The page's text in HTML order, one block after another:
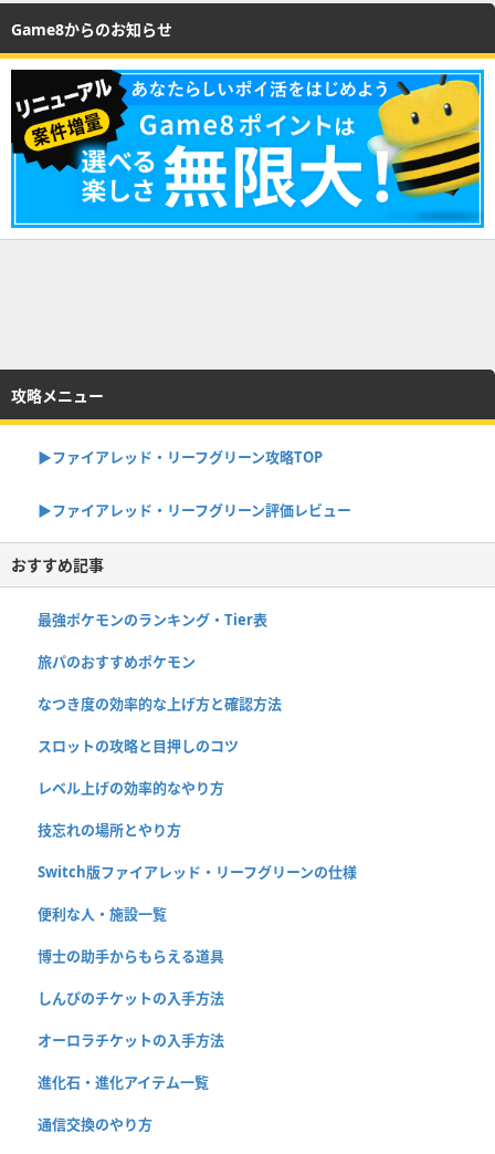
Game8からのお知らせ
攻略メニュー
▶︎ファイアレッド・リーフグリーン攻略TOP
▶︎ファイアレッド・リーフグリーン評価レビュー
おすすめ記事
最強ポケモンのランキング・Tier表
旅パのおすすめポケモン
なつき度の効率的な上げ方と確認方法
スロットの攻略と目押しのコツ
レベル上げの効率的なやり方
技忘れの場所とやり方
Switch版ファイアレッド・リーフグリーンの仕様
便利な人・施設一覧
博士の助手からもらえる道具
しんぴのチケットの入手方法
オーロラチケットの入手方法
進化石・進化アイテム一覧
通信交換のやり方